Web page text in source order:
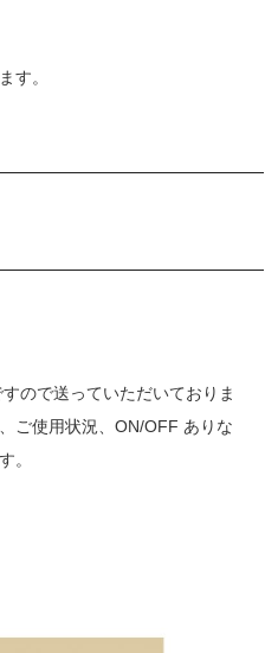
す。
ので送っていただいておりま
ご使用状況、ON/OFF ありな
。